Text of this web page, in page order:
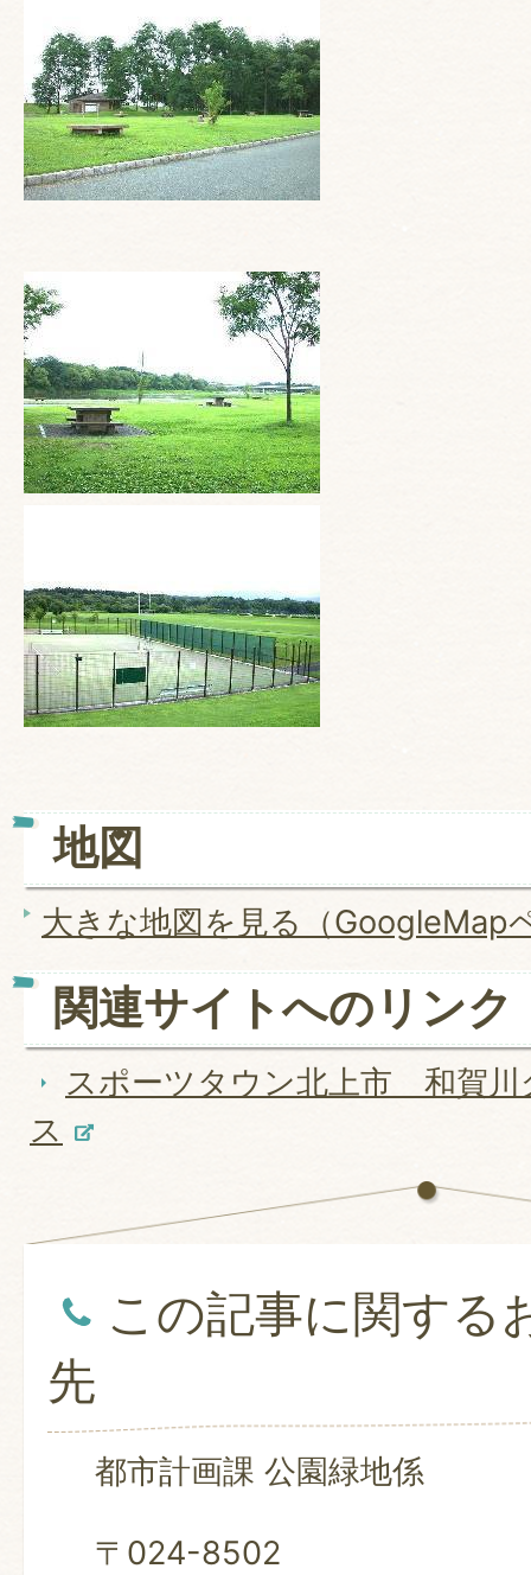
地図
大きな地図を見る（GoogleMap
関連サイトへのリンク
スポーツタウン北上市 和賀川
ス
この記事に関する
先
都市計画課 公園緑地係
〒024-8502